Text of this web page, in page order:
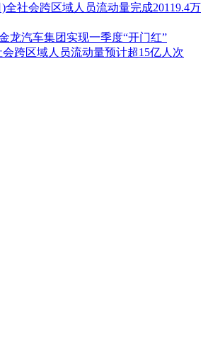
全社会跨区域人员流动量完成20119.4万
龙汽车集团实现一季度“开门红”
会跨区域人员流动量预计超15亿人次